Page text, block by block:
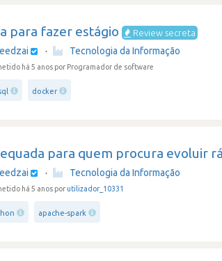
para fazer estágio Review secreta
· Tecnologia da Informação
há 5 anos por Programador de software
docker
para quem procura evoluir
· Tecnologia da Informação
há 5 anos por utilizador_10331
apache-spark